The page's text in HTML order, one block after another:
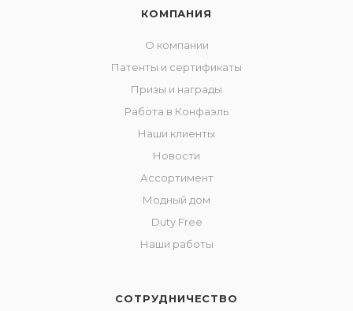
КОМПАНИЯ
О компании
Патенты и сертификаты
Призы и награды
Работа в Конфаэль
Наши клиенты
Новости
Ассортимент
Модный дом
Duty Free
Наши работы
СОТРУДНИЧЕСТВО